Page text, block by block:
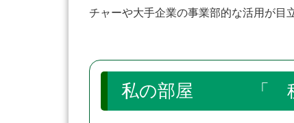
チャーや大手企業の事業部的な活用が目
私の部屋 「 税